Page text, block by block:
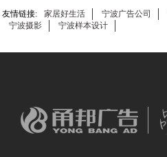
友情链接: 家居好生活 宁波广告公司
宁波摄影
宁波样本设计